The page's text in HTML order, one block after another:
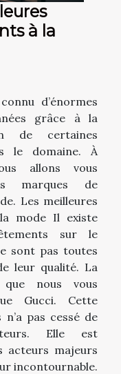
à la
d’énormes
grâce à la
de certaines
le domaine. À
allons vous
marques de
Les meilleures
mode Il existe
sur le
sont pas toutes
leur qualité. La
nous vous
Gucci. Cette
pas cessé de
Elle est
acteurs majeurs
incontournable.